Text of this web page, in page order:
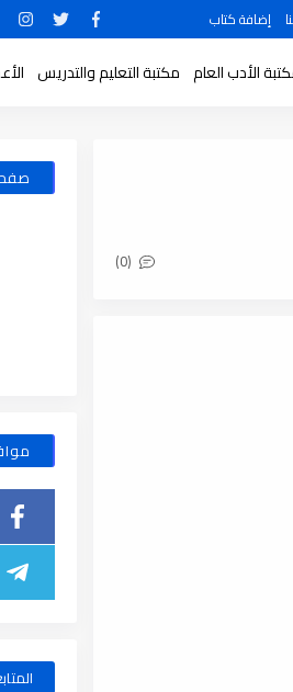
إضافة كتاب
الأدب العام مكتبة التعليم والتدريس
(0)